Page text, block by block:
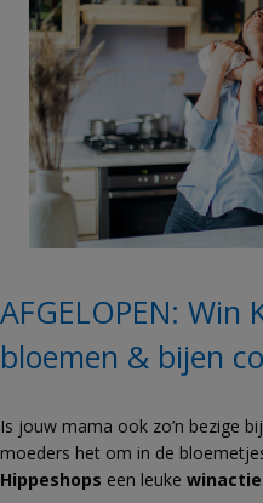
AFGELOPEN: Win
bloemen & bijen
Is jouw mama ook zo’n bezige
moeders het om in de
Hippeshops een leuke winactie